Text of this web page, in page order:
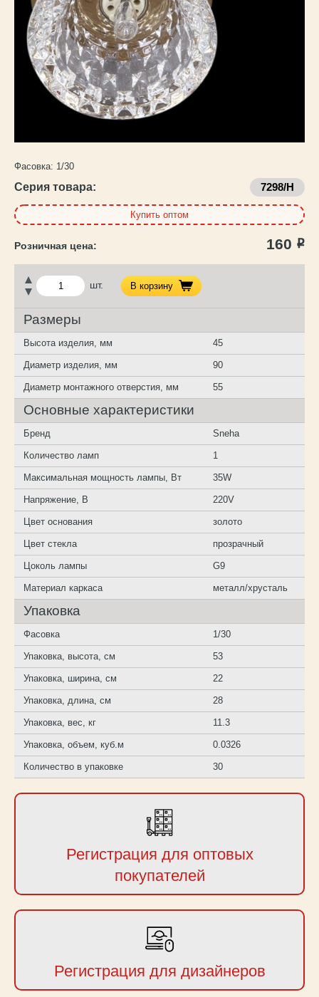
Каталог
товаров
Фасовка: 1/30
Серия товара: 7298/H
Купить оптом
160 Р
шт. В корзину
Размеры
Высота изделия, мм 45
Диаметр изделия, мм 90
Диаметр монтажного отверстия, мм 55
Основные характеристики
Бренд Sneha
Количество ламп 1
Максимальная мощность лампы, Вт 35W
Напряжение, В 220V
Цвет основания золото
Цвет стекла прозрачный
Цоколь лампы G9
Материал каркаса металл/хрусталь
Упаковка
Фасовка 1/30
Упаковка, высота, см 53
Упаковка, ширина, см 22
Упаковка, длина, см 28
Упаковка, вес, кг 11.3
Упаковка, объем, куб.м 0.0326
Количество в упаковке 30
Регистрация для оптовых
покупателей
Регистрация для дизайнеров